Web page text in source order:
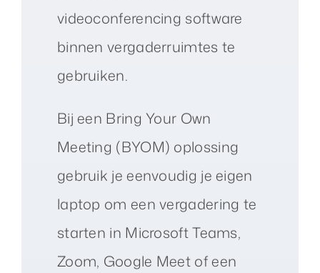
videoconferencing software
binnen vergaderruimtes te
gebruiken.
Bij een Bring Your Own
Meeting (BYOM) oplossing
gebruik je eenvoudig je eigen
laptop om een vergadering te
starten in Microsoft Teams,
Zoom, Google Meet of een